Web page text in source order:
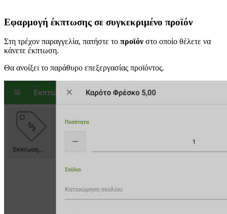
Εφαρμογή έκπτωσης σε συγκεκριμένο προϊόν
Στη τρέχον παραγγελία, πατήστε το προϊόν στο οποίο θέλετε να
κάνετε έκπτωση.
Θα ανοίξει το παράθυρο επεξεργασίας προϊόντος.